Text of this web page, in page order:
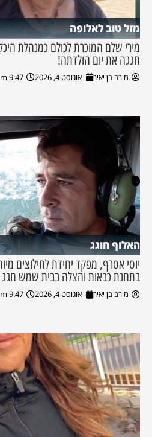
מזל טוב לאלופה
מירי שלם המוכרת לכולם כמנהלת
חגגה את יום הולדתה!
מירב בן יאיר אוגוסט 4, 2026 9:47 pm
האלוף חוגג
יוסי אסרף, מפקד יחידת לחילוצים
בתחנת כבאות והצלה בבית שמש חגג
מירב בן יאיר אוגוסט 4, 2026 9:47 pm